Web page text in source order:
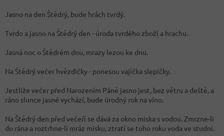
Jasno na den Štědrý, bude hrách tvrdý.
Tvrdo a jasno na Štědrý den - úroda tvrdého zboží a hrachu.
Jasná noc o Štědrém dnu, mrazy lezou ke dnu.
Na Štědrý večer hvězdičky - ponesou vajíčka slepičky.
Jestliže večer před Narozením Páně jasno jest, bez větru a deště, a
ráno slunce jasné vychází, bude úrodný rok na víno.
Na Štědrý den před večeří se dává za okno miska s vodou. Zmrzne-li
do rána a roztrhne-li mráz misku, ztratí se toho roku voda ve studni.